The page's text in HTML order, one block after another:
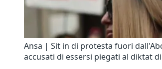
Ansa | Sit in di protesta fuori
accusati di essersi piegati al diktat